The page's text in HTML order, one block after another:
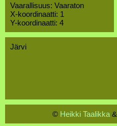
Vaarallisuus: Vaaraton
X-koordinaatti: 1
Y-koordinaatti: 4
Järvi
© Heikki Taalikka&